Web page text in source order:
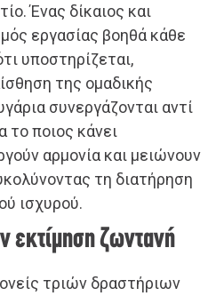
Ένας δίκαιος και
εργασίας βοηθά κάθε
υποστηρίζεται,
της ομαδικής
συνεργάζονται αντί
το ποιος κάνει
αρμονία και μειώνουν
τη διατήρηση
ισχυρού.
εκτίμηση ζωντανή
τριών δραστήριων